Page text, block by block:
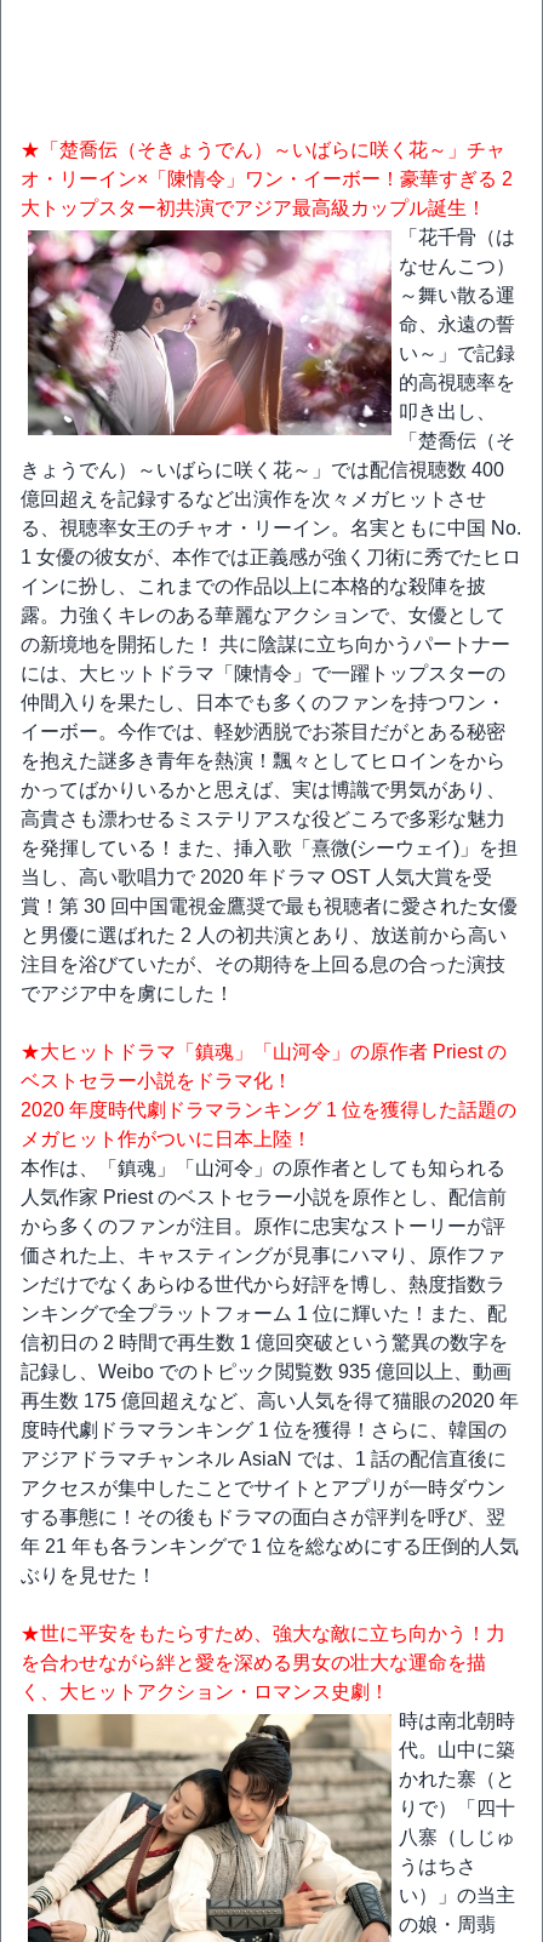
★「楚喬伝（そきょうでん）～いばらに咲く花～」チャ
オ・リーイン×「陳情令」ワン・イーボー！豪華すぎる 2
大トップスター初共演でアジア最高級カップル誕生！
「花千骨（は
なせんこつ）
～舞い散る運
命、永遠の誓
い～」で記録
的高視聴率を
叩き出し、
「楚喬伝（そ
きょうでん）～いばらに咲く花～」では配信視聴数 400
億回超えを記録するなど出演作を次々メガヒットさせ
る、視聴率女王のチャオ・リーイン。名実ともに中国 No.
1 女優の彼女が、本作では正義感が強く刀術に秀でたヒロ
インに扮し、これまでの作品以上に本格的な殺陣を披
露。力強くキレのある華麗なアクションで、女優として
の新境地を開拓した！ 共に陰謀に立ち向かうパートナー
には、大ヒットドラマ「陳情令」で一躍トップスターの
仲間入りを果たし、日本でも多くのファンを持つワン・
イーボー。今作では、軽妙洒脱でお茶目だがとある秘密
を抱えた謎多き青年を熱演！飄々としてヒロインをから
かってばかりいるかと思えば、実は博識で男気があり、
高貴さも漂わせるミステリアスな役どころで多彩な魅力
を発揮している！また、挿入歌「熹微(シーウェイ)」を担
当し、高い歌唱力で 2020 年ドラマ OST 人気大賞を受
賞！第 30 回中国電視金鷹奨で最も視聴者に愛された女優
と男優に選ばれた 2 人の初共演とあり、放送前から高い
注目を浴びていたが、その期待を上回る息の合った演技
でアジア中を虜にした！
★大ヒットドラマ「鎮魂」「山河令」の原作者 Priest の
ベストセラー小説をドラマ化！
2020 年度時代劇ドラマランキング 1 位を獲得した話題の
メガヒット作がついに日本上陸！
本作は、「鎮魂」「山河令」の原作者としても知られる
人気作家 Priest のベストセラー小説を原作とし、配信前
から多くのファンが注目。原作に忠実なストーリーが評
価された上、キャスティングが見事にハマり、原作ファ
ンだけでなくあらゆる世代から好評を博し、熱度指数ラ
ンキングで全プラットフォーム 1 位に輝いた！また、配
信初日の 2 時間で再生数 1 億回突破という驚異の数字を
記録し、Weibo でのトピック閲覧数 935 億回以上、動画
再生数 175 億回超えなど、高い人気を得て猫眼の2020 年
度時代劇ドラマランキング 1 位を獲得！さらに、韓国の
アジアドラマチャンネル AsiaN では、1 話の配信直後に
アクセスが集中したことでサイトとアプリが一時ダウン
する事態に！その後もドラマの面白さが評判を呼び、翌
年 21 年も各ランキングで 1 位を総なめにする圧倒的人気
ぶりを見せた！
★世に平安をもたらすため、強大な敵に立ち向かう！力
を合わせながら絆と愛を深める男女の壮大な運命を描
く、大ヒットアクション・ロマンス史劇！
時は南北朝時
代。山中に築
かれた寨（と
りで）「四十
八寨（しじゅ
うはちさ
い）」の当主
の娘・周翡